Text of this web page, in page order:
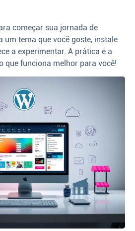
começar sua jornada de
um tema que você goste, instale
a experimentar. A prática é a
que funciona melhor para você!